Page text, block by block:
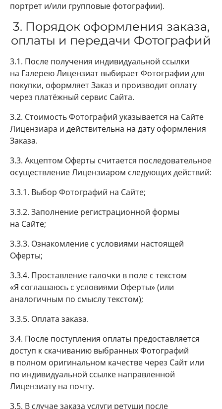
портрет и/или групповые фотографии).
3. Порядок оформления заказа,
оплаты и передачи Фотографий
3.1. После получения индивидуальной ссылки
на Галерею Лицензиат выбирает Фотографии для
покупки, оформляет Заказ и производит оплату
через платёжный сервис Сайта.
3.2. Стоимость Фотографий указывается на Сайте
Лицензиара и действительна на дату оформления
Заказа.
3.3. Акцептом Оферты считается последовательное
осуществление Лицензиаром следующих действий:
3.3.1. Выбор Фотографий на Сайте;
3.3.2. Заполнение регистрационной формы
на Сайте;
3.3.3. Ознакомление с условиями настоящей
Оферты;
3.3.4. Проставление галочки в поле с текстом
«Я соглашаюсь с условиями Оферты» (или
аналогичным по смыслу текстом);
3.3.5. Оплата заказа.
3.4. После поступления оплаты предоставляется
доступ к скачиванию выбранных Фотографий
в полном оригинальном качестве через Сайт или
по индивидуальной ссылке направленной
Лицензиату на почту.
3.5. В случае заказа услуги ретуши после